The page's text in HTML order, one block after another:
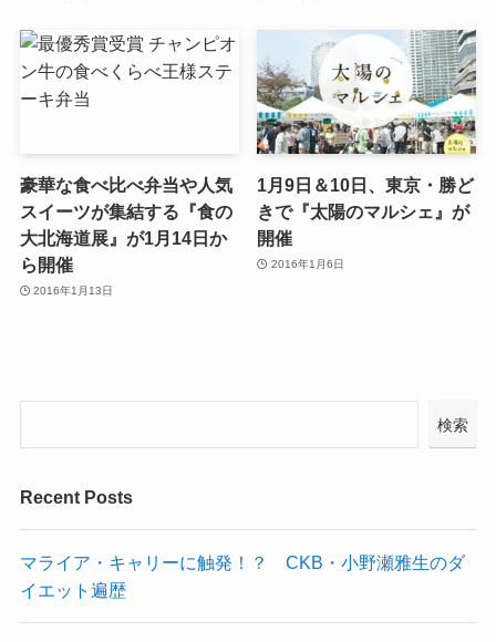
豪華な食べ比べ弁当や人気
スイーツが集結する『食の
大北海道展』が1月14日か
ら開催
2016年1月13日
1月9日＆10日、東京・勝ど
きで『太陽のマルシェ』が
開催
2016年1月6日
検索
Recent Posts
マライア・キャリーに触発！？ CKB・小野瀬雅生のダ
イエット遍歴